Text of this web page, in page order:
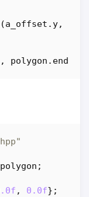
(a_offset . y,
polygon . end
polygon ;
, 0.0f};